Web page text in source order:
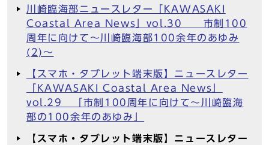
川崎臨海部ニュースレター「KAWASAKI
Coastal Area News」vol.30 市制100
周年に向けて～川崎臨海部100余年のあゆみ
(2)～
【スマホ・タブレット端末版】ニュースレター
「KAWASAKI Coastal Area News」
vol.29 「市制100周年に向けて～川崎臨海
部の100余年のあゆみ」
【スマホ・タブレット端末版】ニュースレター